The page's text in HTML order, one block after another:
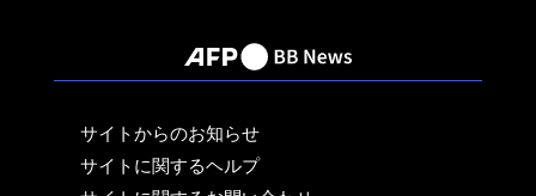
サイトからのお知らせ
サイトに関するヘルプ